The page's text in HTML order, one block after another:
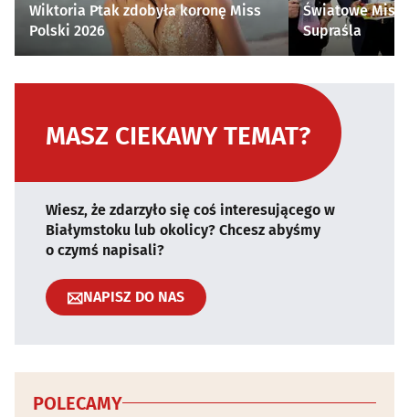
Wiktoria Ptak zdobyła koronę Miss
Polski 2026
Światowe
Supraśla
MASZ CIEKAWY TEMAT?
Wiesz, że zdarzyło się coś interesującego w
Białymstoku lub okolicy? Chcesz abyśmy
o czymś napisali?
NAPISZ DO NAS
POLECAMY